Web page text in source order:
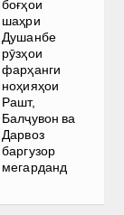
боғҳои
шаҳри
Душанбе
рӯзҳои
фарҳанги
ноҳияҳои
Рашт,
Балҷувон ва
Дарвоз
баргузор
мегарданд